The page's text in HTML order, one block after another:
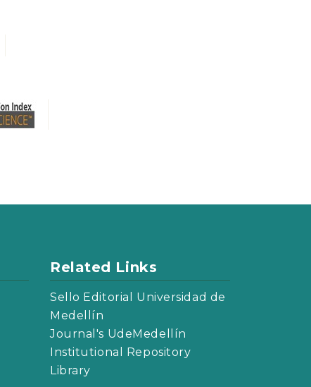
Related Links
Sello Editorial Universidad de
Medellín
Journal's UdeMedellín
Institutional Repository
Library